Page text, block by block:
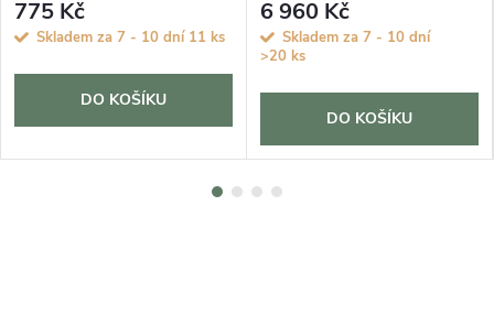
775 Kč
Skladem za 7 - 10 dní 11 ks
DO KOŠÍKU
6 960 Kč
Skladem za 7 - 10 dní
>20 ks
DO KOŠÍKU